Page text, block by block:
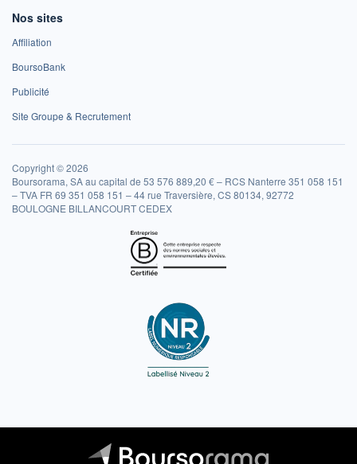
Nos sites
Affiliation
BoursoBank
Publicité
Site Groupe & Recrutement
Copyright © 2026
Boursorama, SA au capital de 53 576 889,20 € – RCS Nanterre 351 058 151
– TVA FR 69 351 058 151 – 44 rue Traversière, CS 80134, 92772
BOULOGNE BILLANCOURT CEDEX